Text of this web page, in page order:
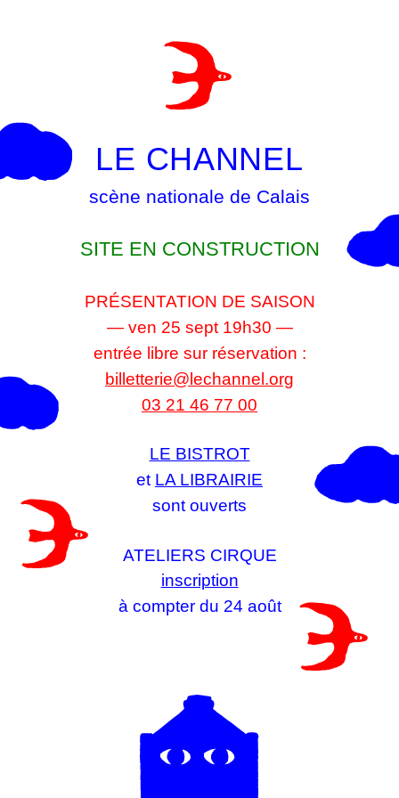
LE CHANNEL
scène nationale de Calais
SITE EN CONSTRUCTION
PRÉSENTATION DE SAISON
— ven 25 sept 19h30 —
entrée libre sur réservation :
billetterie@lechannel.org
03 21 46 77 00
LE BISTROT
et LA LIBRAIRIE
sont ouverts
ATELIERS CIRQUE
inscription
à compter du 24 août